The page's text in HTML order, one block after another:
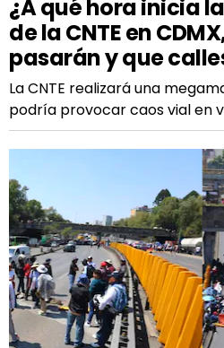
¿A qué hora inicia
de la CNTE en
pasarán y que
La CNTE realizará una
podría provocar caos vial en